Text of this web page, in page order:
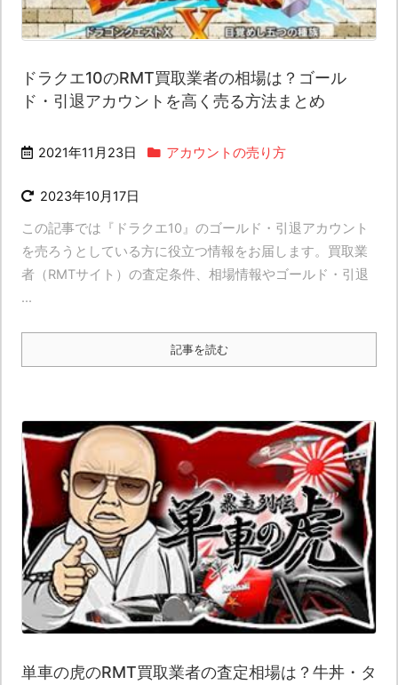
ドラクエ10のRMT買取業者の相場は？ゴール
ド・引退アカウントを高く売る方法まとめ
2021年11月23日 アカウントの売り方
2023年10月17日
この記事では『ドラクエ10』のゴールド・引退アカウント
を売ろうとしている方に役立つ情報をお届します。買取業
者（RMTサイト）の査定条件、相場情報やゴールド・引退
...
記事を読む
単車の虎のRMT買取業者の査定相場は？牛丼・タ